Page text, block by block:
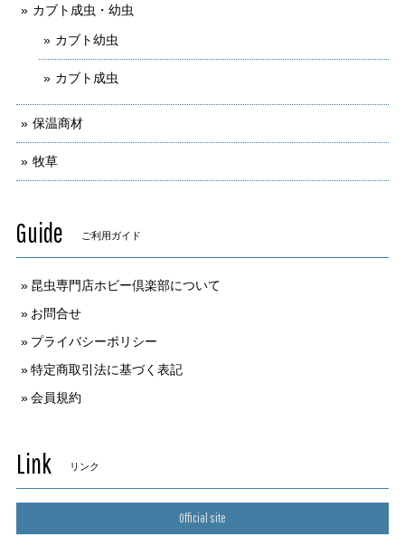
カブト成虫・幼虫
カブト幼虫
カブト成虫
保温商材
牧草
Guide ご利用ガイド
昆虫専門店ホビー倶楽部について
お問合せ
プライバシーポリシー
特定商取引法に基づく表記
会員規約
Link リンク
Official site